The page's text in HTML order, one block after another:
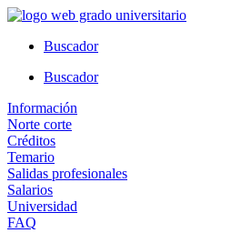
Ir
contenidoBuscador
Buscador
Información
Norte corte
Créditos
Temario
Salidas profesionales
Salarios
Universidad
FAQ